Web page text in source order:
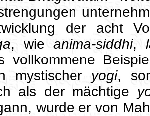
der acht
, wieanima-siddhi,
vollkommene
mystischer yogi,
als der mächtige
wurde er von